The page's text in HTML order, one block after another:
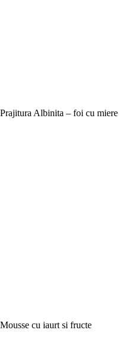
Prajitura Albinita – foi cu miere
Mousse cu iaurt si fructe